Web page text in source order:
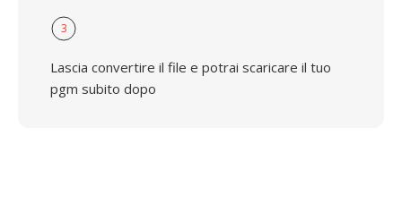
3
Lascia convertire il file e potrai scaricare il tuo
pgm subito dopo